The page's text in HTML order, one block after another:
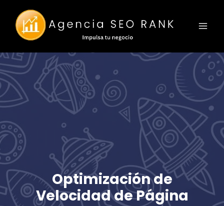
contenido
Optimización de
Velocidad de Página